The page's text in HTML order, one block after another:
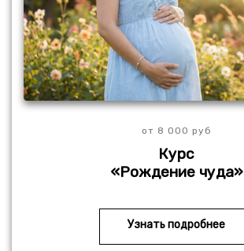
от 8 000 руб
Курс
«Рождение чуда»
Узнать подробнее